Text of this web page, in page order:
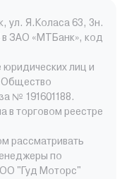
ул. Я.Коласа 63, 3н.
в ЗАО «МТБанк», код
юридических лиц и
Общество
№ 191601188.
в торговом реестре
рассматривать
по
"Гуд Моторс"